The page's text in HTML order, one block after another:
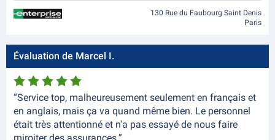
130 Rue du Faubourg Saint Denis
Paris
Évaluation de Marcel I.
“Service top, malheureusement seulement en français et
en anglais, mais ça va quand même bien. Le personnel
était très attentionné et n'a pas essayé de nous faire